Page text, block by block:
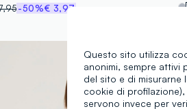
-50%€ 3,97
Questo sito utilizza
anonimi, sempre attivi
del sito e di misurarne
cookie di
servono invece per